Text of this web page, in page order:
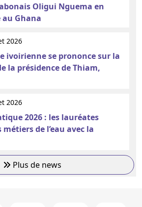
Oligui Nguema en
Ghana
2026
ivoirienne se prononce sur la
la présidence de Thiam,
2026
2026 : les lauréates
de l’eau avec la
Plus de news